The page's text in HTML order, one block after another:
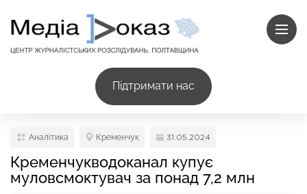
Підтримати нас
Аналітика Кременчук 31.05.2024
Кременчукводоканал купує
муловсмоктувач за понад 7,2 млн